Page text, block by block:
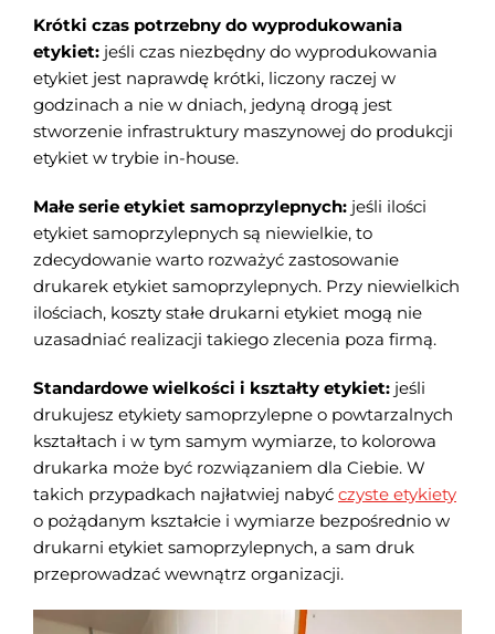
Krótki czas potrzebny do wyprodukowania
etykiet: jeśli czas niezbędny do wyprodukowania
etykiet jest naprawdę krótki, liczony raczej w
godzinach a nie w dniach, jedyną drogą jest
stworzenie infrastruktury maszynowej do produkcji
etykiet w trybie in-house.
Małe serie etykiet samoprzylepnych: jeśli ilości
etykiet samoprzylepnych są niewielkie, to
zdecydowanie warto rozważyć zastosowanie
drukarek etykiet samoprzylepnych. Przy niewielkich
ilościach, koszty stałe drukarni etykiet mogą nie
uzasadniać realizacji takiego zlecenia poza firmą.
Standardowe wielkości i kształty etykiet: jeśli
drukujesz etykiety samoprzylepne o powtarzalnych
kształtach i w tym samym wymiarze, to kolorowa
drukarka może być rozwiązaniem dla Ciebie. W
takich przypadkach najłatwiej nabyć czyste etykiety
o pożądanym kształcie i wymiarze bezpośrednio w
drukarni etykiet samoprzylepnych, a sam druk
przeprowadzać wewnątrz organizacji.